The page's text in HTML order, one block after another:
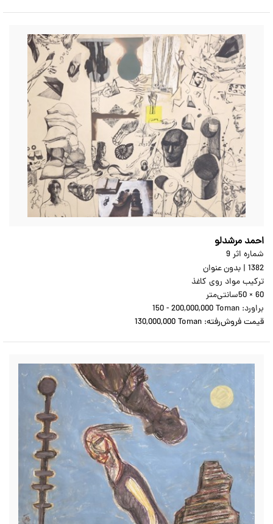
احمد مرشدلو
شماره اثر 9
1382
| بدون عنوان
ترکیب مواد روی کاغذ
50 × 60سانتی‌متر
براورد: 150 - 200,000,000 Toman
قیمت فروش‌رفته: 130,000,000 Toman